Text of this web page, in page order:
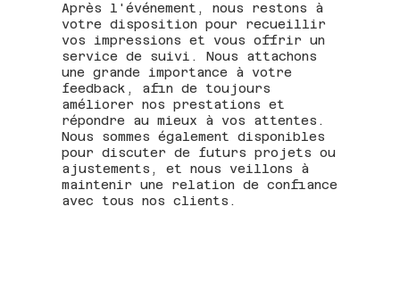
Après l'événement, nous restons à
votre disposition pour recueillir
vos impressions et vous offrir un
service de suivi. Nous attachons
une grande importance à votre
feedback, afin de toujours
améliorer nos prestations et
répondre au mieux à vos attentes.
Nous sommes également disponibles
pour discuter de futurs projets ou
ajustements, et nous veillons à
maintenir une relation de confiance
avec tous nos clients.